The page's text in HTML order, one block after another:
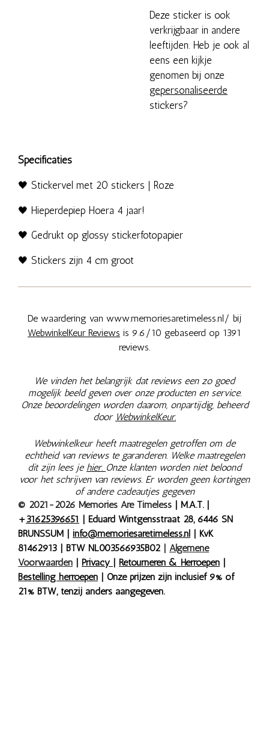
Deze sticker is ook
verkrijgbaar in andere
leeftijden. Heb je ook al
eens een kijkje
genomen bij onze
gepersonaliseerde
stickers?
Specificaties
🖤 Stickervel met 20 stickers | Roze
🖤 Hieperdepiep Hoera 4 jaar!
🖤 Gedrukt op glossy stickerfotopapier
🖤 Stickers zijn 4 cm groot
De waardering van www.memoriesaretimeless.nl/ bij
WebwinkelKeur Reviews is 9.6/10 gebaseerd op 1391
reviews.
We vinden het belangrijk dat reviews een zo goed
mogelijk beeld geven over onze producten en service.
Onze beoordelingen worden daarom, onpartijdig, beheerd
door WebwinkelKeur.
Webwinkelkeur heeft maatregelen getroffen om de
echtheid van reviews te garanderen. Welke maatregelen
dit zijn lees je hier. Onze klanten worden niet beloond
voor het schrijven van reviews. Er worden geen kortingen
of andere cadeautjes gegeven
© 2021-2026 Memories Are Timeless | M.A.T. |
+31625396651 | Eduard Wintgensstraat 28, 6446 SN
BRUNSSUM | info@memoriesaretimeless.nl | KvK
81462913 | BTW NL003566935B02 | Algemene
Voorwaarden | Privacy | Retourneren & Herroepen |
Bestelling herroepen | Onze prijzen zijn inclusief 9% of
21% BTW, tenzij anders aangegeven.